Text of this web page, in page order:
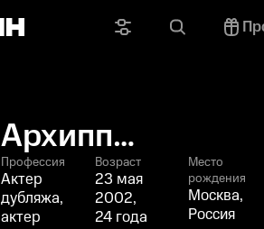
Архипп
Лебедев
Профессия
Актер
дубляжа,
актер
Возраст
23 мая
2002,
24 года
Место
рождения
Москва,
Россия